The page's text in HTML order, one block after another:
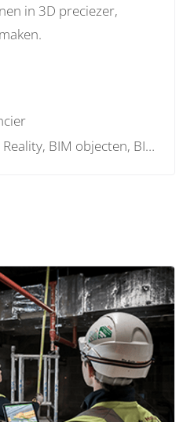
in 3D preciezer,
3D, Augmented Reality, BIM objecten, BIM software, Visualisatie